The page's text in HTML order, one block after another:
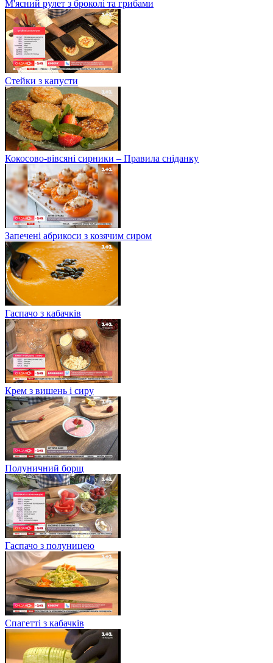
М'ясний рулет з броколі та грибами
Стейки з капусти
Кокосово-вівсяні сирники – Правила сніданку
Запечені абрикоси з козячим сиром
Гаспачо з кабачків
Крем з вишень і сиру
Полуничний борщ
Гаспачо з полуницею
Спагетті з кабачків